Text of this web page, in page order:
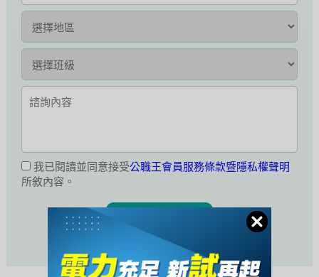
我已閱讀並同意接受公職王會員服務條款暨隱私權聲明
所敘內容。